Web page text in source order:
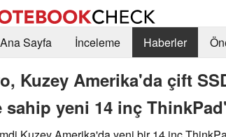
Ana Sayfa
İnceleme Haberler
Kuzey Amerika'da çift
sahip yeni 14 inç